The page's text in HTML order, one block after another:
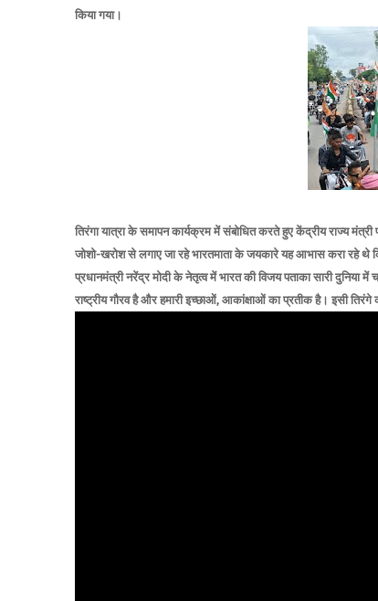
किया गया।
तिरंगा यात्रा के समापन कार्यक्रम में संबोधित करते हुए केंद्रीय राज्य
जोशो-खरोश से लगाए जा रहे भारतमाता के जयकारे यह आभास करा रहे थे
प्रधानमंत्री नरेंद्र मोदी के नेतृत्व में भारत की विजय पताका सारी
राष्ट्रीय गौरव है और हमारी इच्छाओं, आकांक्षाओं का प्रतीक है। इसी